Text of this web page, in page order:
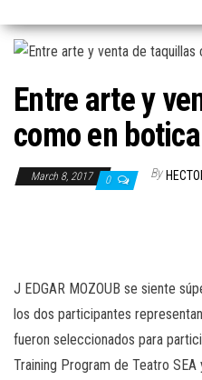
Entre arte y
como en botica
March 8, 2017 0 By
J EDGAR MOZOUB se siente
los dos participantes
fueron seleccionados para
Training Program de Teatro